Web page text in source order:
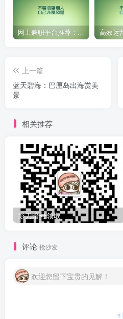
网上兼职平台推荐：国外网赚任务！
上一篇
蓝天碧海：巴厘岛出海赏美
景
相关推荐
影刀暗号领取
评论 抢沙发
欢迎您留下宝贵的见解！